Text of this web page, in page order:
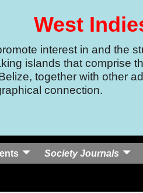
West
interest in and the
islands that comprise
together with other
connection.
Society Journals